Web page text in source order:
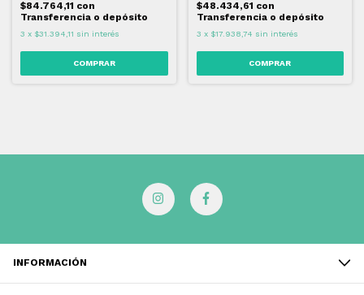
$84.764,11 con
Transferencia o depósito
3 x $31.394,11 sin interés
$48.434,61 con
Transferencia o depósito
3 x $17.938,74 sin interés
INFORMACIÓN